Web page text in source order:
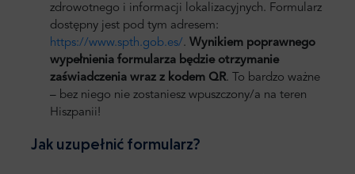
zdrowotnego i informacji lokalizacyjnych. Formularz
dostępny jest pod tym adresem:
https://www.spth.gob.es/. Wynikiem poprawnego
wypełnienia formularza będzie otrzymanie
zaświadczenia wraz z kodem QR. To bardzo ważne
– bez niego nie zostaniesz wpuszczony/a na teren
Hiszpanii!
Jak uzupełnić formularz?